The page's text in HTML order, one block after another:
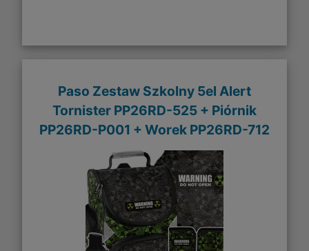
Paso Zestaw Szkolny 5el Alert
Tornister PP26RD-525 + Piórnik
PP26RD-P001 + Worek PP26RD-712